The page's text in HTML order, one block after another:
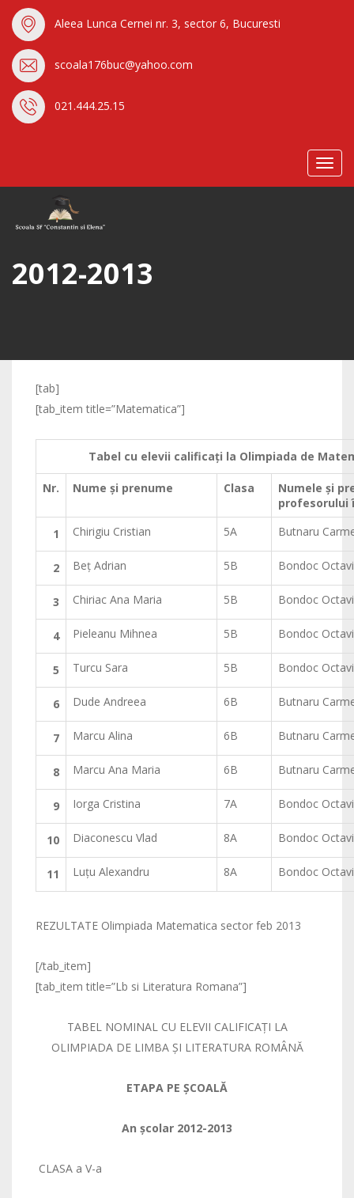
Aleea Lunca Cernei nr. 3, sector 6, Bucuresti
scoala176buc@yahoo.com
021.444.25.15
2012-2013
[tab]
[tab_item title=”Matematica”]
Tabel cu elevii calificaţi la Olimpiada de
Nr. Nume şi prenume Clasa
Numele şi
profesorului
1 Chirigiu Cristian 5A Butnaru
2 Beţ Adrian 5B Bondoc
3 Chiriac Ana Maria 5B Bondoc
4 Pieleanu Mihnea 5B Bondoc
5 Turcu Sara 5B Bondoc
6 Dude Andreea 6B Butnaru
7 Marcu Alina 6B Butnaru
8 Marcu Ana Maria 6B Butnaru
9 Iorga Cristina 7A Bondoc
10 Diaconescu Vlad 8A Bondoc
11 Luţu Alexandru 8A Bondoc
REZULTATE Olimpiada Matematica sector feb 2013
[/tab_item]
[tab_item title=”Lb si Literatura Romana”]
TABEL NOMINAL CU ELEVII CALIFICAŢI LA
OLIMPIADA DE LIMBA ŞI LITERATURA ROMÂNĂ
ETAPA PE ŞCOALĂ
An şcolar 2012-2013
CLASA a V-a